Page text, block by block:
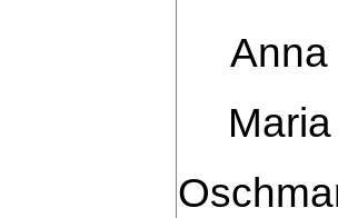
Anna
Maria